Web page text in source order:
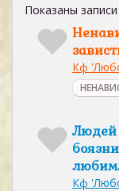
Показаны записи
Кф
Людей
любим.
Кф